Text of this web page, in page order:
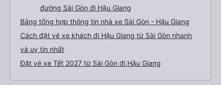
đường Sài Gòn đi Hậu Giang
Bảng tổng hợp thông tin nhà xe Sài Gòn - Hậu Giang
Cách đặt vé xe khách đi Hậu Giang từ Sài Gòn nhanh
và uy tín nhất
Đặt vé xe Tết 2027 từ Sài Gòn đi Hậu Giang